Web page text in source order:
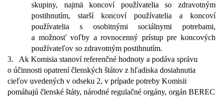
skupiny, najmä koncoví používatelia so zdravotným
postihnutím, starší koncoví používatelia a koncoví
používatelia s osobitnými sociálnymi potrebami,
a možnosť voľby a rovnocenný prístup pre koncových
používateľov so zdravotným postihnutím.
3.
Ak Komisia stanoví referenčné hodnoty a podáva správu
o účinnosti opatrení členských štátov z hľadiska dosiahnutia
cieľov uvedených v odseku 2, v prípade potreby Komisii
pomáhajú členské štáty, národné regulačné orgány, orgán BEREC